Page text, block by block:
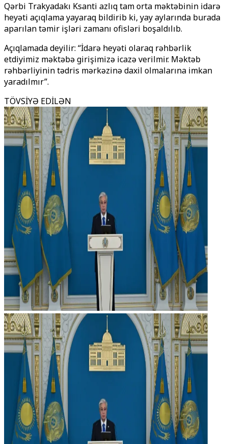
Qərbi Trakyadakı Ksanti azlıq tam orta məktəbinin idarə
heyəti açıqlama yayaraq bildirib ki, yay aylarında burada
aparılan təmir işləri zamanı ofisləri boşaldılıb.
Açıqlamada deyilir: “İdarə heyəti olaraq rəhbərlik
etdiyimiz məktəbə girişimizə icazə verilmir. Məktəb
rəhbərliyinin tədris mərkəzinə daxil olmalarına imkan
yaradılmır”.
TÖVSİYƏ EDİLƏN